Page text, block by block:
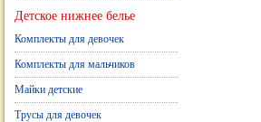
Детское нижнее белье
Комплекты для девочек
Комплекты для мальчиков
Майки детские
Трусы для девочек